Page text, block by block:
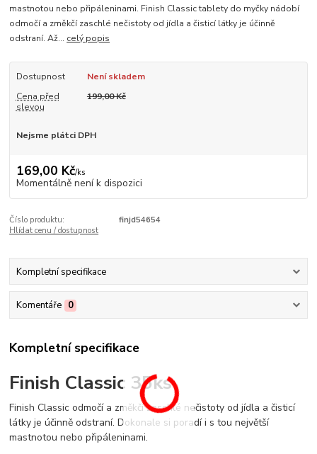
mastnotou nebo připáleninami. Finish Classic tablety do myčky nádobí
odmočí a změkčí zaschlé nečistoty od jídla a čisticí látky je účinně
odstraní. Až... celý popis
Dostupnost
Není skladem
Cena před
slevou
199,00 Kč
Nejsme plátci DPH
169,00 Kč/ks
Momentálně není k dispozici
Číslo produktu:
finjd54654
Hlídat cenu / dostupnost
Kompletní specifikace
Komentáře 0
Kompletní specifikace
Finish Classic 35ks
Finish Classic odmočí a změkčí zaschlé nečistoty od jídla a čisticí
látky je účinně odstraní. Dokonale si poradí i s tou největší
mastnotou nebo připáleninami.